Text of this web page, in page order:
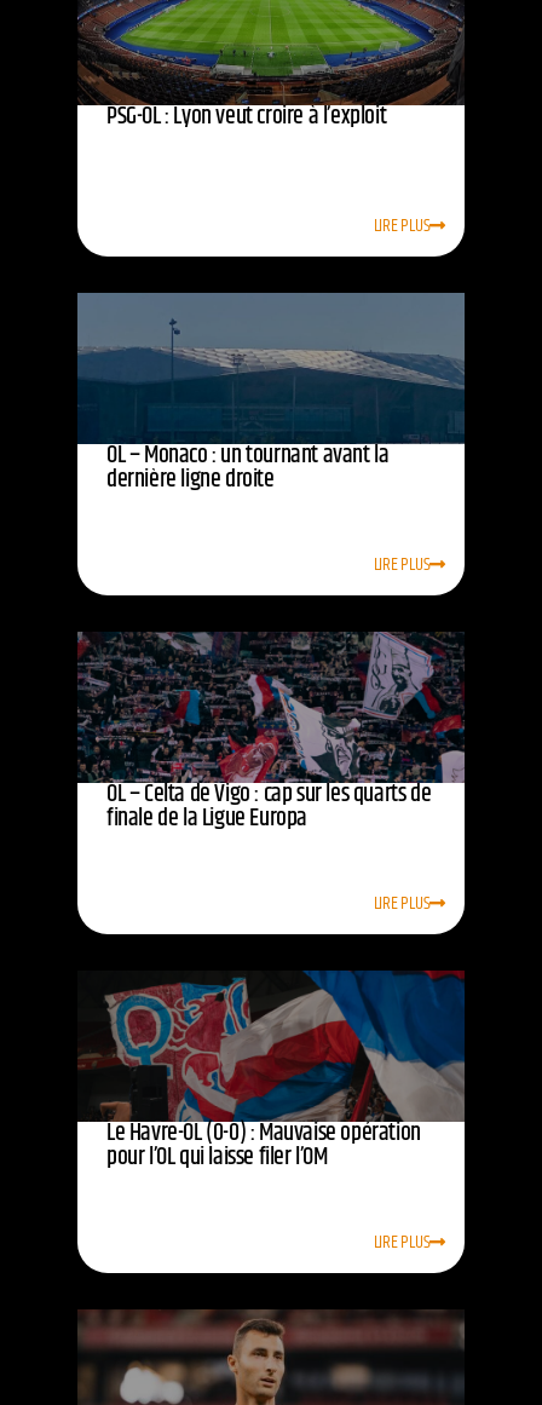
PSG-OL : Lyon veut croire à l’exploit
LIRE PLUS
OL – Monaco : un tournant avant la
dernière ligne droite
LIRE PLUS
OL – Celta de Vigo : cap sur les quarts de
finale de la Ligue Europa
LIRE PLUS
Le Havre-OL (0-0) : Mauvaise opération
pour l’OL qui laisse filer l’OM
LIRE PLUS